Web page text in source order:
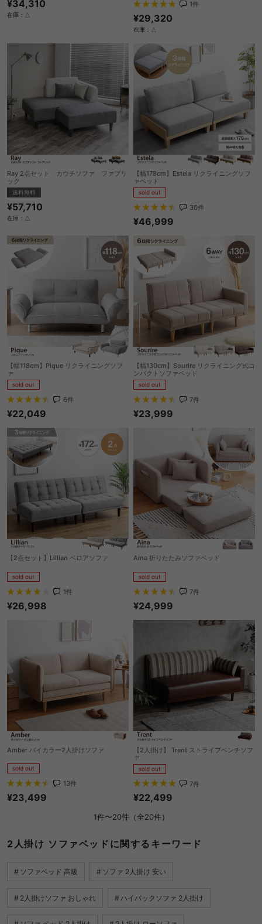
¥34,310
在庫：△
1件
¥29,320
在庫：△
Ray 2点セット カウチソファ ファブリ
ック
送料無料
¥57,710
在庫：△
【幅178cm】Estela リクライニングソフ
ァベッド
sold out
30件
¥46,999
【幅118cm】Pique リクライニングソフ
ァ
sold out
6件
¥22,049
【幅130cm】Sourire リクライニング式コ
ンパクトソファベッド
sold out
7件
¥23,999
【2点セット】Lillian ベロアソファ
sold out
1件
¥26,998
Aina 折りたたみソファベッド
sold out
7件
¥24,999
Amber バイカラー2人掛けソファ
sold out
13件
¥23,499
【2人掛け】 Trent ストライプベンチソフ
ァ
sold out
7件
¥22,499
1件〜20件（全20件）
2人掛け ソファベッドに関するキーワード
ソファベッド 高級 ソファ 2人掛け 安い
2人掛けソファ おしゃれ ハイバックソファ 2人掛け